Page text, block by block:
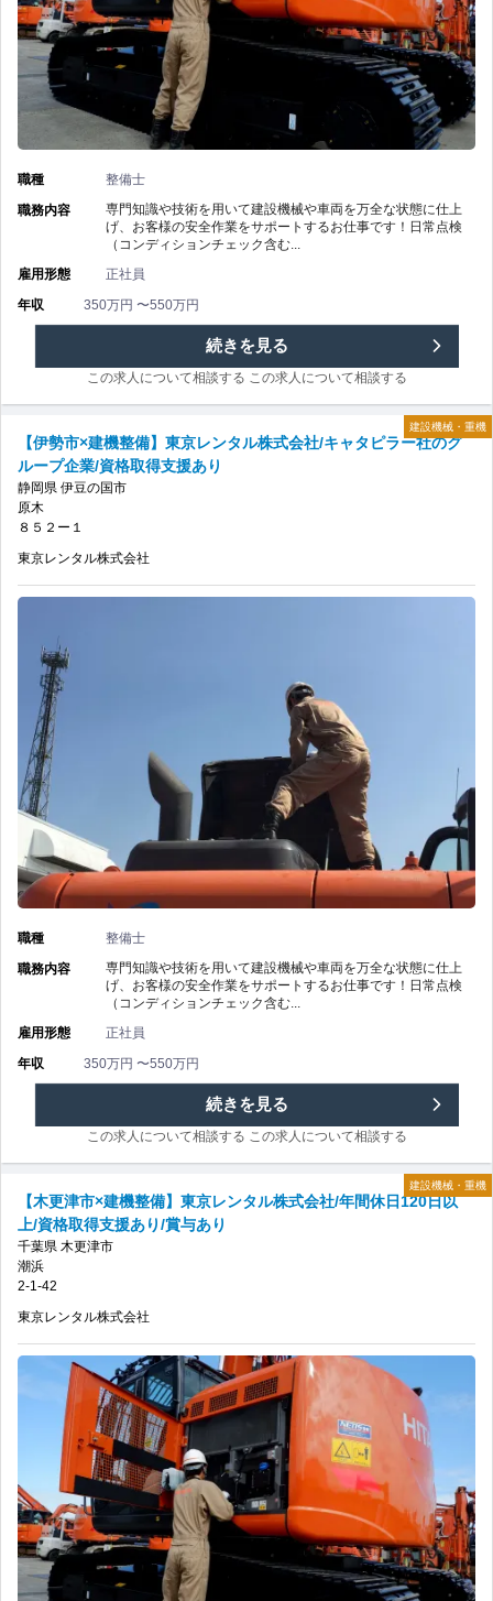
職種
整備士
職務内容
専門知識や技術を用いて建設機械や車両を万全な状態に仕上
げ、お客様の安全作業をサポートするお仕事です！日常点検
（コンディションチェック含む...
雇用形態
正社員
年収
350万円 〜550万円
【駿
東
郡
×
レ
タ
株
式
社/
資
取
援
あ
り/
賞
与
あ
続きを見る
この求人について相談する この求人について相談する
建設機械・重機
【伊勢市×建機整備】東京レンタル株式会社/キャタピラー社のグ
ループ企業/資格取得支援あり
静岡県 伊豆の国市
原木
８５２ー１
東京レンタル株式会社
職種
整備士
職務内容
専門知識や技術を用いて建設機械や車両を万全な状態に仕上
げ、お客様の安全作業をサポートするお仕事です！日常点検
（コンディションチェック含む...
雇用形態
正社員
年収
350万円 〜550万円
【伊
勢
市
×
整
備】
東
京
レ
ン
続きを見る
この求人について相談する この求人について相談する
建設機械・重機
【木更津市×建機整備】東京レンタル株式会社/年間休日120日以
上/資格取得支援あり/賞与あり
千葉県 木更津市
潮浜
2-1-42
東京レンタル株式会社